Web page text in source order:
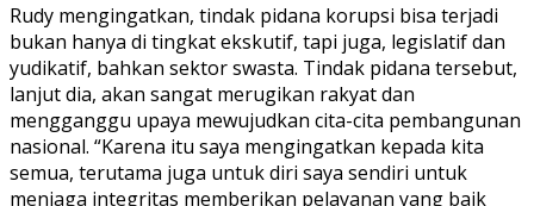
Rudy mengingatkan, tindak pidana korupsi bisa terjadi
bukan hanya di tingkat ekskutif, tapi juga, legislatif dan
yudikatif, bahkan sektor swasta. Tindak pidana tersebut,
lanjut dia, akan sangat merugikan rakyat dan
mengganggu upaya mewujudkan cita-cita pembangunan
nasional. “Karena itu saya mengingatkan kepada kita
semua, terutama juga untuk diri saya sendiri untuk
menjaga integritas memberikan pelayanan yang baik